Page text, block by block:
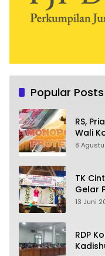
Popular Posts
RS,
Wali
Bagi
8
TK
Gelar
13 Juni
RDP